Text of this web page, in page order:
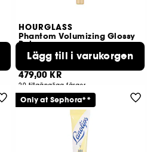
HOURGLASS
Phantom Volumizing Glossy
Balm
Lipbalm
479,00 KR
20 tillgängliga färger
Lägg till i varukorgen
Only at Sephora**